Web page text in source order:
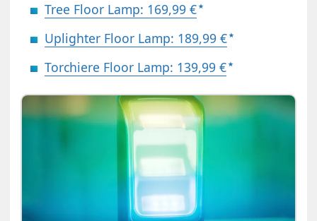
Tree Floor Lamp: 169,99 €
Uplighter Floor Lamp: 189,99 €
Torchiere Floor Lamp: 139,99 €